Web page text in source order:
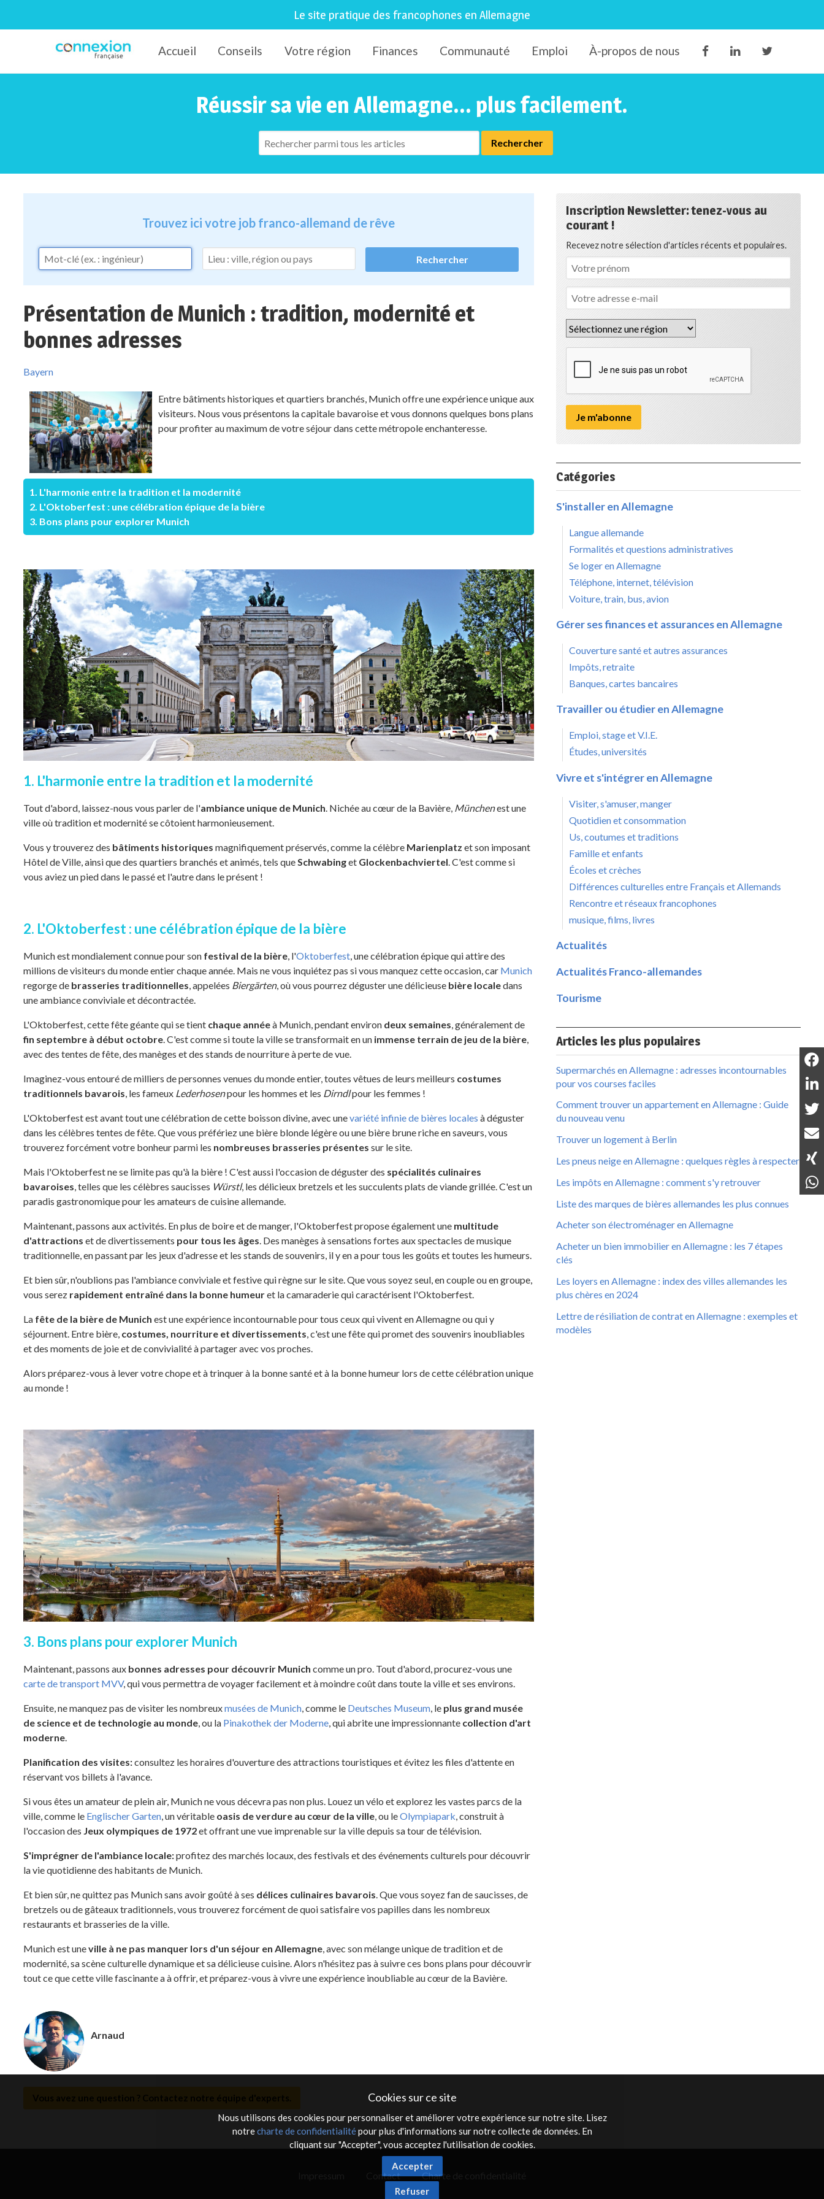
Le site pratique des francophones en Allemagne
Connexion-Française Accueil Conseils Votre région Finances Communauté Emploi À-propos de nous
Réussir sa vie en Allemagne... plus facilement.
Trouvez ici votre job franco-allemand de rêve
Présentation de Munich : tradition, modernité et
bonnes adresses
Bayern
Entre bâtiments historiques et quartiers branchés, Munich offre une expérience unique aux
visiteurs. Nous vous présentons la capitale bavaroise et vous donnons quelques bons plans
pour profiter au maximum de votre séjour dans cette métropole enchanteresse.
1. L'harmonie entre la tradition et la modernité
2. L'Oktoberfest : une célébration épique de la bière
3. Bons plans pour explorer Munich
1. L'harmonie entre la tradition et la modernité
Tout d'abord, laissez-nous vous parler de l'ambiance unique de Munich. Nichée au cœur de la Bavière, Münchenest une
ville où tradition et modernité se côtoient harmonieusement.
Vous y trouverez des bâtiments historiques magnifiquement préservés, comme la célèbre Marienplatz et son imposant
Hôtel de Ville, ainsi que des quartiers branchés et animés, tels queSchwabinget Glockenbachviertel. C'est comme si
vous aviez un pied dans le passé et l'autre dans le présent !
2. L'Oktoberfest : une célébration épique de la bière
Munich est mondialement connue pour son festival de la bière, l'Oktoberfest, une célébration épique qui attire des
millions de visiteurs du monde entier chaque année. Mais ne vous inquiétez pas si vous manquez cette occasion, car Munich
regorge de brasseries traditionnelles, appelées Biergärten, où vous pourrez déguster une délicieuse bière localedans
une ambiance conviviale et décontractée.
L'Oktoberfest, cette fête géante qui se tient chaque annéeà Munich, pendant environ deux semaines, généralement de
fin septembre à début octobre. C'est comme si toute la ville se transformait en un immense terrain de jeu de la bière,
avec des tentes de fête, des manèges et des stands de nourriture à perte de vue.
Imaginez-vous entouré de milliers de personnes venues du monde entier, toutes vêtues de leurs meilleurs costumes
traditionnels bavarois, les fameux Lederhosenpour les hommes et les Dirndlpour les femmes !
L'Oktoberfest est avant tout une célébration de cette boisson divine, avec unevariété infinie de bières locales à déguster
dans les célèbres tentes de fête. Que vous préfériez une bière blonde légère ou une bière brune riche en saveurs, vous
trouverez forcément votre bonheur parmi les nombreuses brasseries présentes sur le site.
Mais l'Oktoberfest ne se limite pas qu'à la bière ! C'est aussi l'occasion de déguster des spécialités culinaires
bavaroises, telles que les célèbres saucisses Würstl, les délicieux bretzels et les succulents plats de viande grillée. C'est un
paradis gastronomique pour les amateurs de cuisine allemande.
Maintenant, passons aux activités. En plus de boire et de manger, l'Oktoberfest propose également une multitude
d'attractions et de divertissements pour tous les âges. Des manèges à sensations fortes aux spectacles de musique
traditionnelle, en passant par les jeux d'adresse et les stands de souvenirs, il y en a pour tous les goûts et toutes les humeurs.
Et bien sûr, n'oublions pas l'ambiance conviviale et festive qui règne sur le site. Que vous soyez seul, en couple ou en groupe,
vous serez rapidement entraîné dans la bonne humeuret la camaraderie qui caractérisent l'Oktoberfest.
La fête de la bière de Munich est une expérience incontournable pour tous ceux qui vivent en Allemagne ou qui y
séjournent. Entre bière, costumes, nourriture et divertissements, c'est une fête qui promet des souvenirs inoubliables
et des moments de joie et de convivialité à partager avec vos proches.
Alors préparez-vous à lever votre chope et à trinquer à la bonne santé et à la bonne humeur lors de cette célébration unique
au monde !
3. Bons plans pour explorer Munich
Maintenant, passons aux bonnes adresses pour découvrir Munich comme un pro. Tout d'abord, procurez-vous une
carte de transport MVV, qui vous permettra de voyager facilement et à moindre coût dans toute la ville et ses environs.
Ensuite, ne manquez pas de visiter les nombreuxmusées de Munich, comme le Deutsches Museum, le plus grand musée
de science et de technologie au monde, ou la Pinakothek der Moderne, qui abrite une impressionnante collection d'art
moderne.
Planification des visites:consultez les horaires d'ouverture des attractions touristiques et évitez les files d'attente en
réservant vos billets à l'avance.
Si vous êtes un amateur de plein air, Munich ne vous décevra pas non plus. Louez un vélo et explorez les vastes parcs de la
ville, comme le Englischer Garten, un véritable oasis de verdure au cœur de la ville, ou leOlympiapark, construit à
l'occasion des Jeux olympiques de 1972et offrant une vue imprenable sur la ville depuis sa tour de télévision.
S'imprégner de l'ambiance locale:profitez des marchés locaux, des festivals et des événements culturels pour découvrir
la vie quotidienne des habitants de Munich.
Et bien sûr, ne quittez pas Munich sans avoir goûté à ses délices culinaires bavarois. Que vous soyez fan de saucisses, de
bretzels ou de gâteaux traditionnels, vous trouverez forcément de quoi satisfaire vos papilles dans les nombreux
restaurants et brasseries de la ville.
Munich est uneville à ne pas manquer lors d'un séjour en Allemagne, avec son mélange unique de tradition et de
modernité, sa scène culturelle dynamique et sa délicieuse cuisine. Alors n'hésitez pas à suivre ces bons plans pour découvrir
tout ce que cette ville fascinante a à offrir, et préparez-vous à vivre une expérience inoubliable au cœur de la Bavière.
Arnaud
Vous avez une question ? Contactez notre équipe d'experts.
Inscription Newsletter: tenez-vous au
courant !
Recevez notre sélection d'articles récents et populaires.
Catégories
S'installer en Allemagne
Langue allemande
Formalités et questions administratives
Se loger en Allemagne
Téléphone, internet, télévision
Voiture, train, bus, avion
Gérer ses finances et assurances en Allemagne
Couverture santé et autres assurances
Impôts, retraite
Banques, cartes bancaires
Travailler ou étudier en Allemagne
Emploi, stage et V.I.E.
Études, universités
Vivre et s'intégrer en Allemagne
Visiter, s'amuser, manger
Quotidien et consommation
Us, coutumes et traditions
Famille et enfants
Écoles et crèches
Différences culturelles entre Français et Allemands
Rencontre et réseaux francophones
musique, films, livres
Actualités
Actualités Franco-allemandes
Tourisme
Articles les plus populaires
Supermarchés en Allemagne : adresses incontournables
pour vos courses faciles
Comment trouver un appartement en Allemagne : Guide
du nouveau venu
Trouver un logement à Berlin
Les pneus neige en Allemagne : quelques règles à respecter
Les impôts en Allemagne : comment s'y retrouver
Liste des marques de bières allemandes les plus connues
Acheter son électroménager en Allemagne
Acheter un bien immobilier en Allemagne : les 7 étapes
clés
Les loyers en Allemagne : index des villes allemandes les
plus chères en 2024
Lettre de résiliation de contrat en Allemagne : exemples et
modèles
Cookies sur ce site
Nous utilisons des cookies pour personnaliser et améliorer votre expérience sur notre site. Lisez
notrecharte de confidentialitépour plus d'informations sur notre collecte de données. En
cliquant sur "Accepter", vous acceptez l'utilisation de cookies.
Accepter
Refuser
Contact Charte de confidentialité